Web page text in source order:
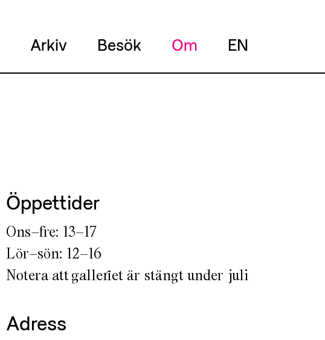
Arkiv Besök Om EN
Öppettider
Ons–fre: 13–17
Lör–sön: 12–16
Notera att galleriet är stängt under juli
Adress